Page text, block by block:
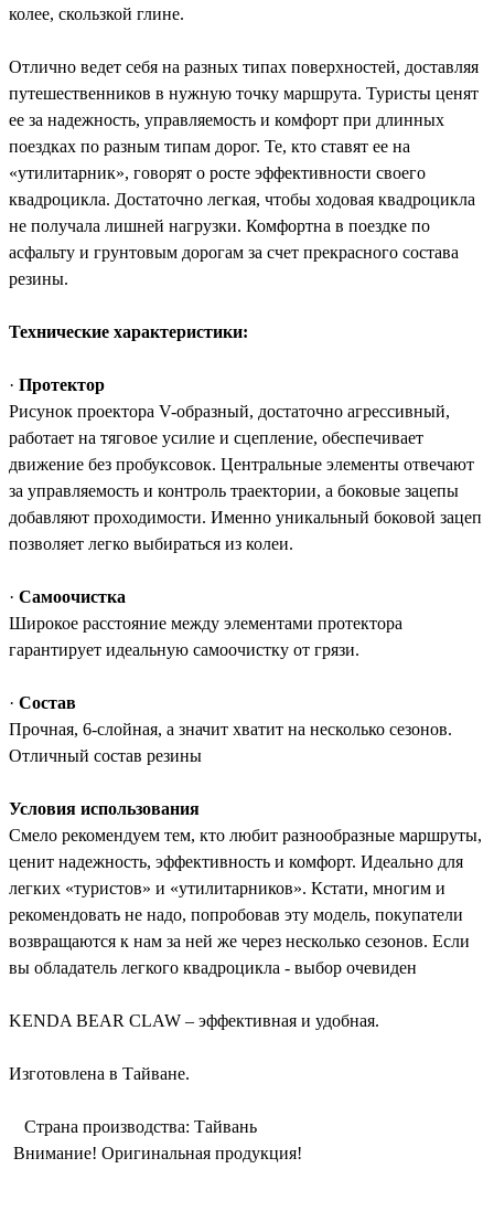
колее, скользкой глине.
Отлично ведет себя на разных типах поверхностей, доставляя
путешественников в нужную точку маршрута. Туристы ценят
ее за надежность, управляемость и комфорт при длинных
поездках по разным типам дорог. Те, кто ставят ее на
«утилитарник», говорят о росте эффективности своего
квадроцикла. Достаточно легкая, чтобы ходовая квадроцикла
не получала лишней нагрузки. Комфортна в поездке по
асфальту и грунтовым дорогам за счет прекрасного состава
резины.
Технические характеристики:
· Протектор
Рисунок проектора V-образный, достаточно агрессивный,
работает на тяговое усилие и сцепление, обеспечивает
движение без пробуксовок. Центральные элементы отвечают
за управляемость и контроль траектории, а боковые зацепы
добавляют проходимости. Именно уникальный боковой зацеп
позволяет легко выбираться из колеи.
· Самоочистка
Широкое расстояние между элементами протектора
гарантирует идеальную самоочистку от грязи.
· Состав
Прочная, 6-слойная, а значит хватит на несколько сезонов.
Отличный состав резины
Условия использования
Смело рекомендуем тем, кто любит разнообразные маршруты,
ценит надежность, эффективность и комфорт. Идеально для
легких «туристов» и «утилитарников». Кстати, многим и
рекомендовать не надо, попробовав эту модель, покупатели
возвращаются к нам за ней же через несколько сезонов. Если
вы обладатель легкого квадроцикла - выбор очевиден
KENDA BEAR CLAW – эффективная и удобная.
Изготовлена в Тайване.
Страна производства: Тайвань
Внимание! Оригинальная продукция!